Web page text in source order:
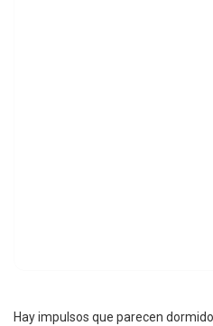
Hay impulsos que parecen